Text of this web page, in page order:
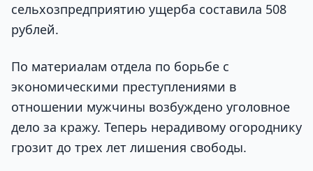
сельхозпредприятию ущерба составила 508
рублей.
По материалам отдела по борьбе с
экономическими преступлениями в
отношении мужчины возбуждено уголовное
дело за кражу. Теперь нерадивому огороднику
грозит до трех лет лишения свободы.